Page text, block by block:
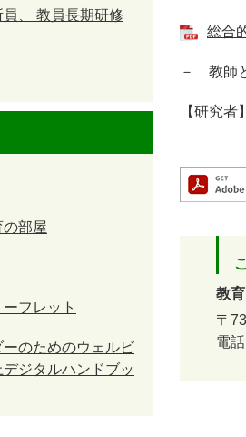
総合
－ 教師
【研究
教
〒
電
、 教員長期研修
部屋
フレット
ーのためのウェルビ
ジタルハンドブッ